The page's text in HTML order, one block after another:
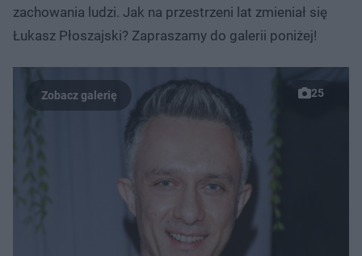
zachowania ludzi. Jak na przestrzeni lat zmieniał się
Łukasz Płoszajski? Zapraszamy do galerii poniżej!
25